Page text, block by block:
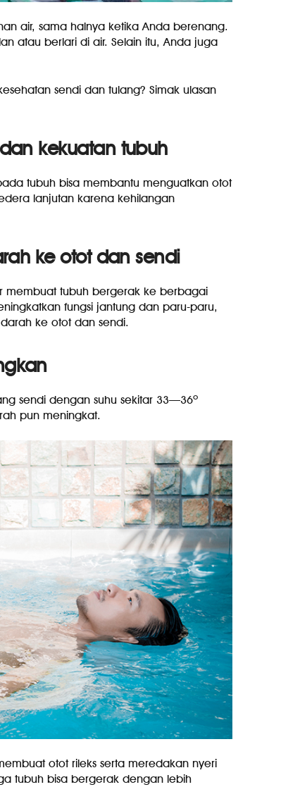
air, sama halnya ketika Anda berenang.
atau berlari di air. Selain itu, Anda juga
sendi dan tulang? Simak ulasan
kekuatan tubuh
tubuh bisa membantu menguatkan otot
lanjutan karena kehilangan
ke otot dan sendi
membuat tubuh bergerak ke berbagai
fungsi jantung dan paru-paru,
ke otot dan sendi.
sendi dengan suhu sekitar 33—36º
pun meningkat.
otot rileks serta meredakan nyeri
tubuh bisa bergerak dengan lebih